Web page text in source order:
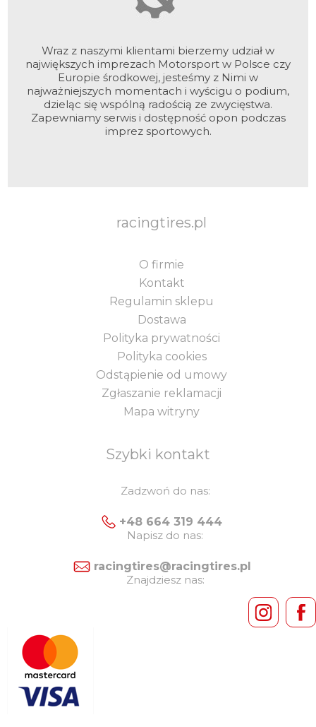
Wraz z naszymi klientami bierzemy udział w
największych imprezach Motorsport w Polsce czy
Europie środkowej, jesteśmy z Nimi w
najważniejszych momentach i wyścigu o podium,
dzieląc się wspólną radością ze zwycięstwa.
Zapewniamy serwis i dostępność opon podczas
imprez sportowych.
racingtires.pl
O firmie
Kontakt
Regulamin sklepu
Dostawa
Polityka prywatności
Polityka cookies
Odstąpienie od umowy
Zgłaszanie reklamacji
Mapa witryny
Szybki kontakt
Zadzwoń do nas:
+48 664 319 444
Napisz do nas:
racingtires@racingtires.pl
Znajdziesz nas: